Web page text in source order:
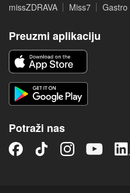
missZDRAVA
Miss7 Gastro
Preuzmi aplikaciju
Potraži nas